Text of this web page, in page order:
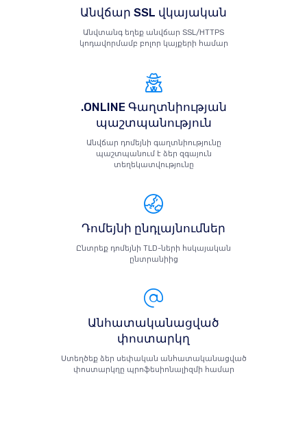
Անվճար SSL վկայական
Անվտանգ եղեք անվճար SSL/HTTPS
կոդավորմամբ բոլոր կայքերի համար
.ONLINE Գաղտնիության
պաշտպանություն
Անվճար դոմեյնի գաղտնիությունը
պաշտպանում է ձեր զգայուն
տեղեկատվությունը
Դոմեյնի ընդլայնումներ
Ընտրեք դոմեյնի TLD-ների հսկայական
ընտրանիից
Անհատականացված
փոստարկղ
Ստեղծեք ձեր սեփական անհատականացված
փոստարկղը պրոֆեսիոնալիզմի համար